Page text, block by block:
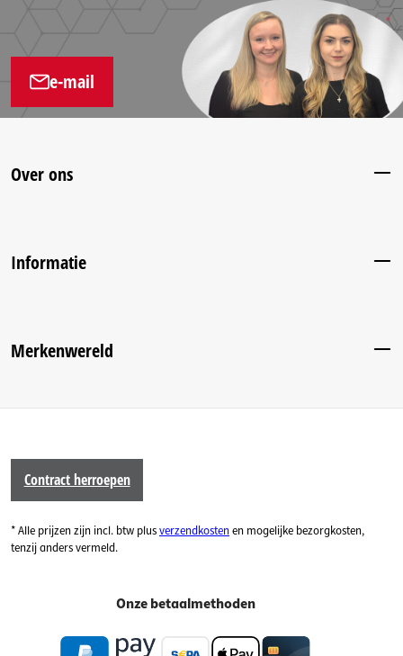
e-mail
Over ons
Informatie
Merkenwereld
Contract herroepen
* Alle prijzen zijn incl. btw plusverzendkostenen mogelijke bezorgkosten,
tenzij anders vermeld.
Onze betaalmethoden